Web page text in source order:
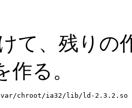
て、残りの
作る。